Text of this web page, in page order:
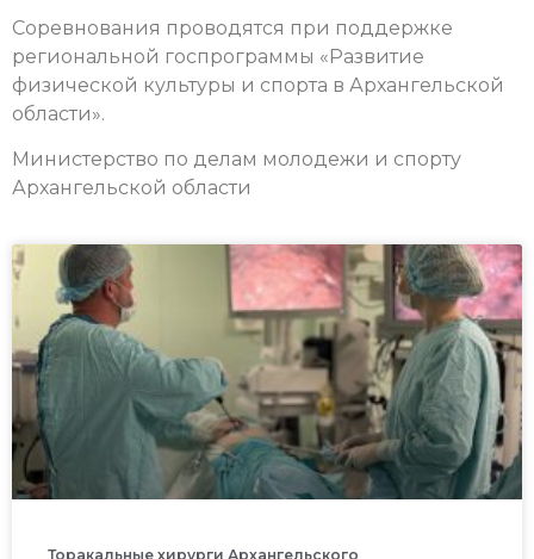
Соревнования проводятся при поддержке
региональной госпрограммы «Развитие
физической культуры и спорта в Архангельской
области».
Министерство по делам молодежи и спорту
Архангельской области
Торакальные хирурги Архангельского